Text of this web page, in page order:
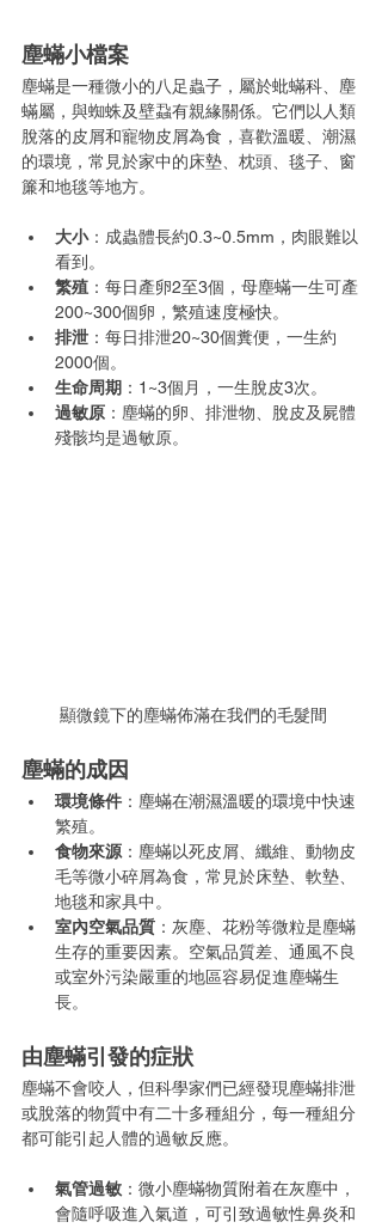
塵蟎小檔案
塵蟎是一種微小的八足蟲子，屬於蚍蟎科、塵
蟎屬，與蜘蛛及壁蝨有親緣關係。它們以人類
脫落的皮屑和寵物皮屑為食，喜歡溫暖、潮濕
的環境，常見於家中的床墊、枕頭、毯子、窗
簾和地毯等地方。
大小：成蟲體長約0.3~0.5mm，肉眼難以
看到。
繁殖 ：每日產卵2至3個，母塵蟎一生可產
200~300個卵，繁殖速度極快。
排泄 ：每日排泄20~30個糞便，一生約
2000個。
生命周期 ：1~3個月，一生脫皮3次。
過敏原 ：塵蟎的卵、排泄物、脫皮及屍體
殘骸均是過敏原。
顯微鏡下的塵蟎佈滿在我們的毛髮間
塵蟎的成因
環境條件 ：塵蟎在潮濕溫暖的環境中快速
繁殖。
食物來源 ：塵蟎以死皮屑、纖維、動物皮
毛等微小碎屑為食，常見於床墊、軟墊、
地毯和家具中。
室內空氣品質 ：灰塵、花粉等微粒是塵蟎
生存的重要因素。空氣品質差、通風不良
或室外污染嚴重的地區容易促進塵蟎生
長。
由塵蟎引發的症狀
塵蟎不會咬人，但科學家們已經發現塵蟎排泄
或脫落的物質中有二十多種組分，每一種組分
都可能引起人體的過敏反應。
氣管過敏 ：微小塵蟎物質附着在灰塵中，
會隨呼吸進入氣道，可引致過敏性鼻炎和